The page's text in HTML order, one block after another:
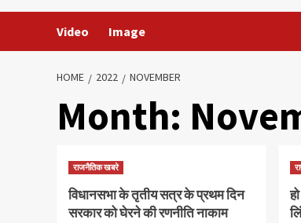
Video Image
HOME 2022 NOVEMBER
Month:
राजनैतिक खबरे
विधानसभा के तृतीय सत्र के प्रथम दिन
सरकार को घेरने की रणनीति नाकाम